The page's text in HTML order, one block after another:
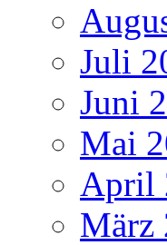
Juli
Juni
Mai
April
März